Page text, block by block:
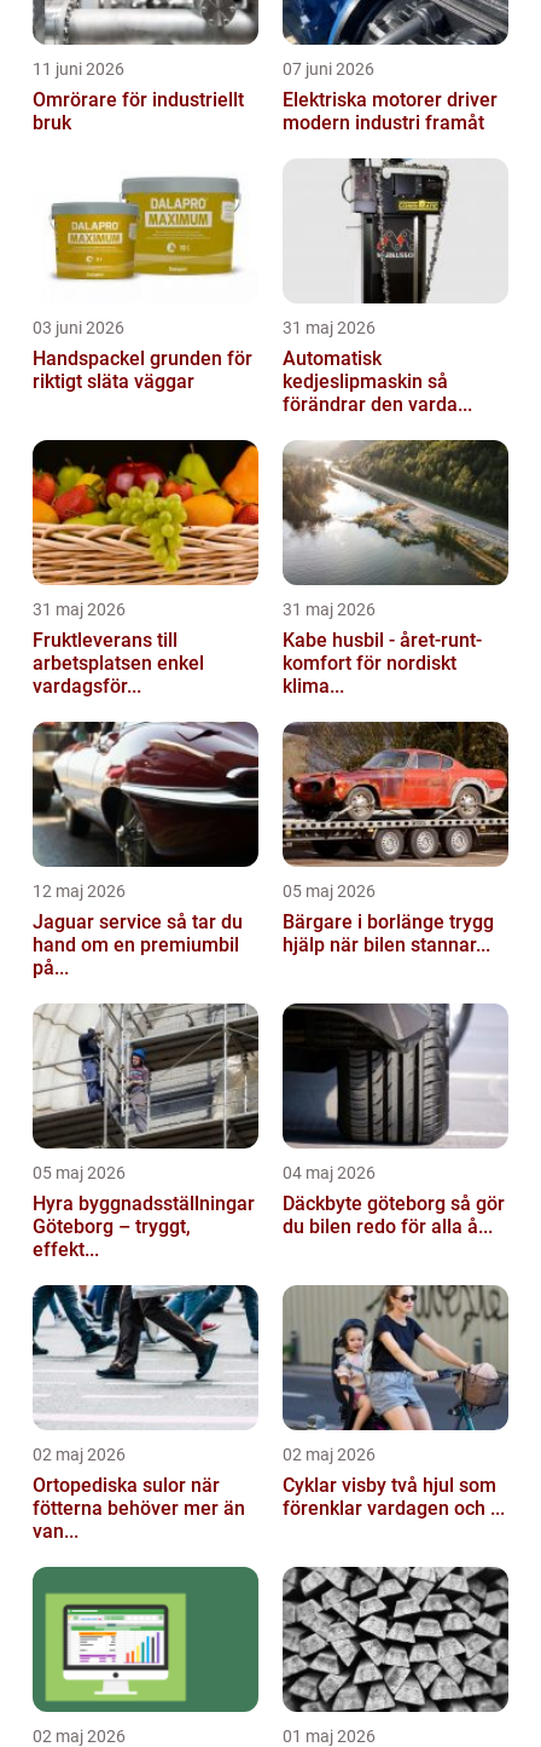
11 juni 2026
Omrörare för industriellt
bruk
07 juni 2026
Elektriska motorer driver
modern industri framåt
03 juni 2026
Handspackel grunden för
riktigt släta väggar
31 maj 2026
Automatisk
kedjeslipmaskin så
förändrar den varda...
31 maj 2026
Fruktleverans till
arbetsplatsen enkel
vardagsför...
31 maj 2026
Kabe husbil - året-runt-
komfort för nordiskt
klima...
12 maj 2026
Jaguar service så tar du
hand om en premiumbil
på...
05 maj 2026
Bärgare i borlänge trygg
hjälp när bilen stannar...
05 maj 2026
Hyra byggnadsställningar
Göteborg – tryggt,
effekt...
04 maj 2026
Däckbyte göteborg så gör
du bilen redo för alla å...
02 maj 2026
Ortopediska sulor när
fötterna behöver mer än
van...
02 maj 2026
Cyklar visby två hjul som
förenklar vardagen och ...
02 maj 2026 01 maj 2026